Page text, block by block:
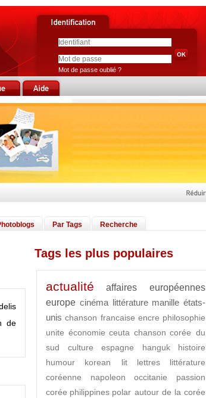
Mot de passe oublié ?
Par Tags Recherche
de
Tags les plus populaires
actualité
affaires européennes
europe cinéma littérature manille états-
unis chanson francaise encre philosophie
unite économie ceuta chanson corée du
sud
culture espagne hanguk
histoire
humour
korean lit lettres
littérature
coréenne
napoleon occitanie
passion
corée philippines polar autour de la corée